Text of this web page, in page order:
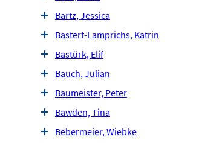
Bartz, Jessica
Bastert-Lamprichs, Katrin
Bastürk, Elif
Bauch, Julian
Baumeister, Peter
Bawden, Tina
Bebermeier, Wiebke